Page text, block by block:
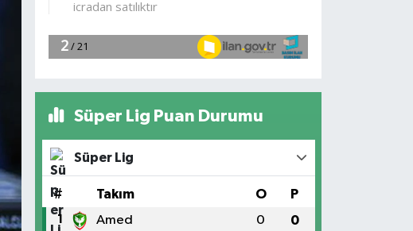
Süper Lig Puan Durumu
Süper Lig
# Takım O P
1 Amed 0 0